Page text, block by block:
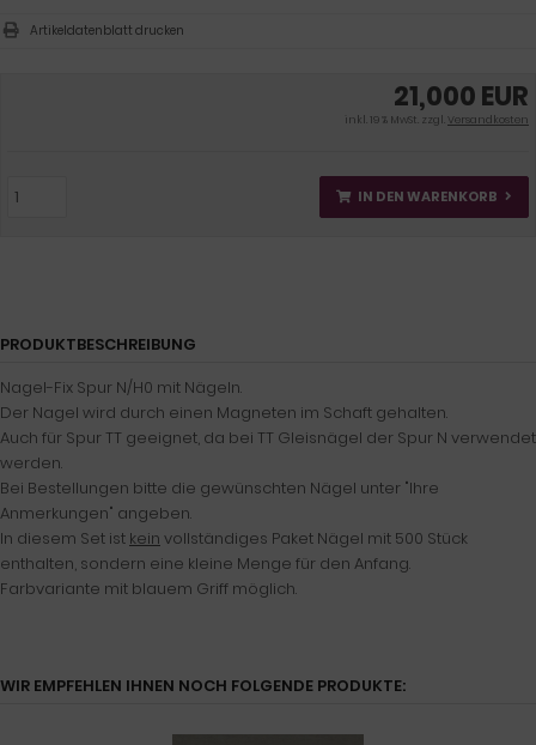
21,000 EUR
inkl. 19 % MwSt. zzgl.Versandkosten
IN DEN WARENKORB
Artikeldatenblatt drucken
PRODUKTBESCHREIBUNG
Nagel-Fix Spur N/H0 mit Nägeln.
Der Nagel wird durch einen Magneten im Schaft gehalten.
Auch für Spur TT geeignet, da bei TT Gleisnägel der Spur N verwendet
werden.
Bei Bestellungen bitte die gewünschten Nägel unter "Ihre
Anmerkungen" angeben.
In diesem Set ist kein vollständiges Paket Nägel mit 500 Stück
enthalten, sondern eine kleine Menge für den Anfang.
Farbvariante mit blauem Griff möglich.
WIR EMPFEHLEN IHNEN NOCH FOLGENDE PRODUKTE: